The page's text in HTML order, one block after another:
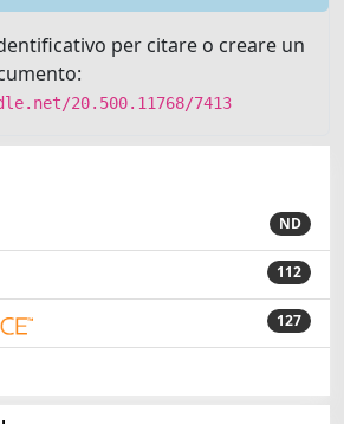
per citare o creare un
20.500.11768/7413
ND
112
127